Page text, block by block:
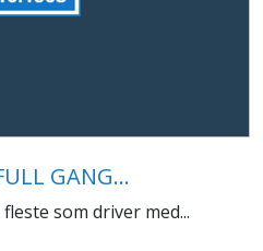
GANG...
som driver med...